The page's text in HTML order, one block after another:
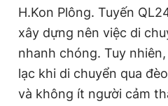
H.Kon Plông. Tuyến
xây dựng nên việc di
nhanh chóng. Tuy
lạc khi di chuyển qua
và không ít người cảm